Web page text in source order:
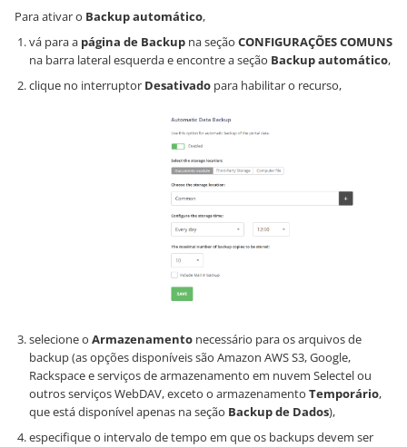
Para ativar o Backup automático,
vá para a página de Backup na seção CONFIGURAÇÕES COMUNS
na barra lateral esquerda e encontre a seção Backup automático,
clique no interruptor Desativado para habilitar o recurso,
selecione o Armazenamento necessário para os arquivos de
backup (as opções disponíveis são Amazon AWS S3, Google,
Rackspace e serviços de armazenamento em nuvem Selectel ou
outros serviços WebDAV, exceto o armazenamento Temporário,
que está disponível apenas na seção Backup de Dados),
especifique o intervalo de tempo em que os backups devem ser